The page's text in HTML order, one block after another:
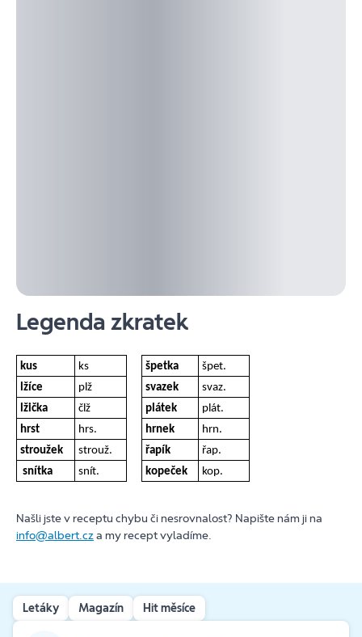
Legenda zkratek
kus ks špetka
špet.
lžíce
plž svazek
svaz.
lžička
člž plátek
plát.
hrst
hrs. hrnek
hrn.
stroužek
strouž. řapík
řap.
snítka
snít. kopeček kop.
Našli jste v receptu chybu či nesrovnalost? Napište nám ji na
info@albert.cza my recept vyladíme.
Letáky Magazín Hit měsíce